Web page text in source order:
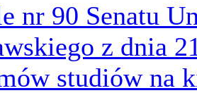
nr 90 Senatu
z dnia
studiów na